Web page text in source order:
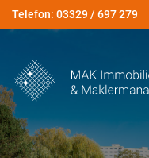
Telefon: 03329 / 697 279